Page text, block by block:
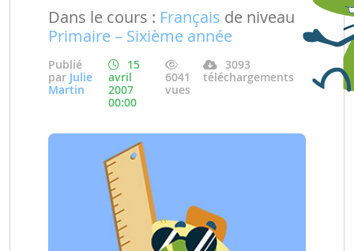
Dans le cours : Français de niveau
Primaire – Sixième année
Publié
par Julie
Martin
15
avril
2007
00:00
6041
vues
3093
téléchargements